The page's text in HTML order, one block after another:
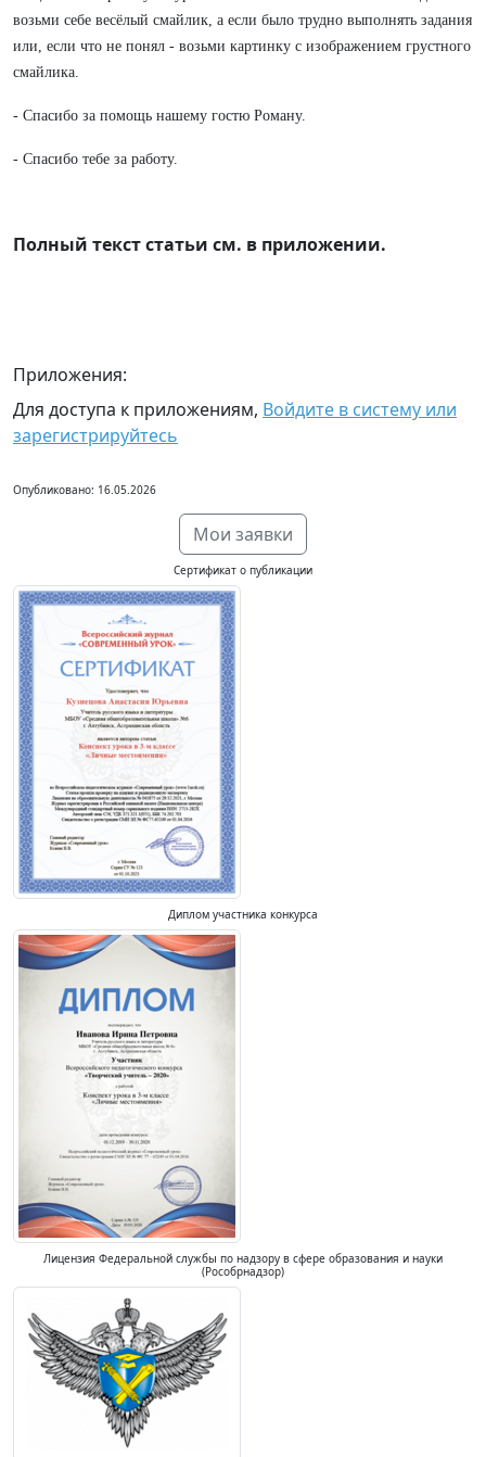
возьми себе весёлый смайлик, а если было трудно выполнять задания
или, если что не понял - возьми картинку с изображением грустного
смайлика.
- Спасибо за помощь нашему гостю Роману.
- Спасибо тебе за работу.
Полный текст статьи см. в приложении.
Приложения:
Для доступа к приложениям, Войдите в систему или
зарегистрируйтесь
Опубликовано: 16.05.2026
Мои заявки
Сертификат о публикации
Диплом участника конкурса
Лицензия Федеральной службы по надзору в сфере образования и науки
(Рособрнадзор)